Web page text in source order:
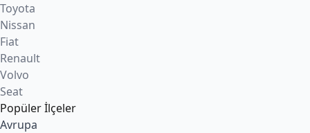
Toyota
Nissan
Fiat
Renault
Volvo
Seat
Popüler İlçeler
Avrupa